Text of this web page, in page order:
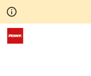
info_outline
Ritorna in homepage
Informativa Privacy